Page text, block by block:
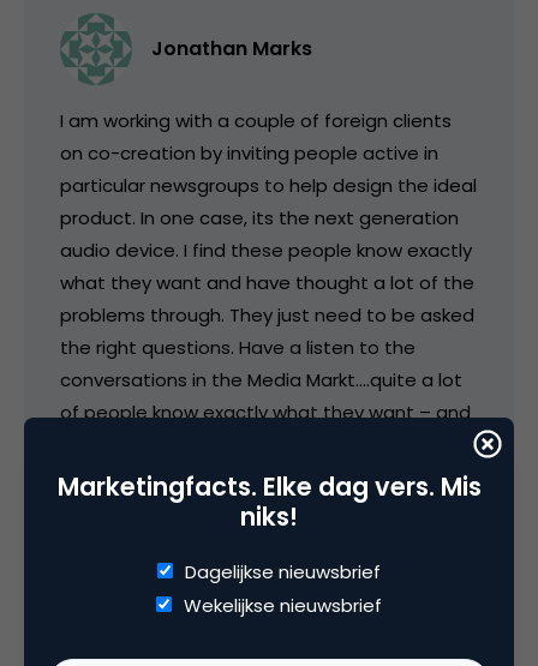
Jonathan Marks
I am working with a couple of foreign clients
on co-creation by inviting people active in
particular newsgroups to help design the ideal
product. In one case, its the next generation
audio device. I find these people know exactly
what they want and have thought a lot of the
problems through. They just need to be asked
the right questions. Have a listen to the
conversations in the Media Markt….quite a lot
of people know exactly what they want – and
But you indeed also have the fun browsers
who are just looking for cool
with friends. I agree that the best way of
persuading companies that this is the future
Marketingfacts. Elke dag vers. Mis
niks!
Dagelijkse nieuwsbrief
Wekelijkse nieuwsbrief